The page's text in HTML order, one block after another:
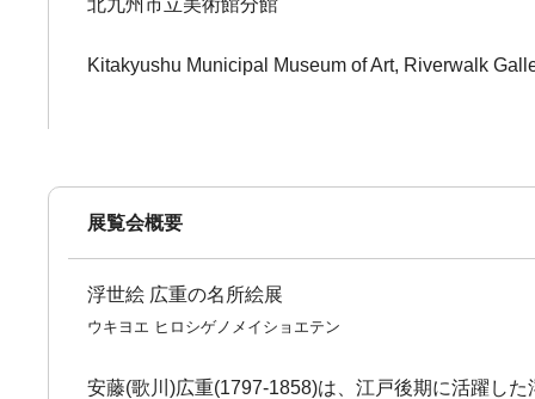
北九州市立美術館分館
Kitakyushu Municipal Museum of Art, Riverwalk
展覧会概要
浮世絵 広重の名所絵展
ウキヨエ ヒロシゲノメイショエテン
安藤(歌川)広重(1797-1858)は、江戸後期に活躍し